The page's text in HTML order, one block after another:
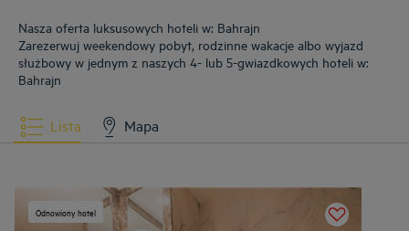
Nasza oferta luksusowych hoteli w: Bahrajn
Zarezerwuj weekendowy pobyt, rodzinne wakacje albo wyjazd
służbowy w jednym z naszych 4- lub 5-gwiazdkowych hoteli w:
Bahrajn
Lista Mapa
Odnowiony hotel